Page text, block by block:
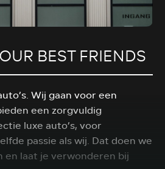
BEST FRIENDS
Wij gaan voor een
een zorgvuldig
luxe auto’s, voor
passie als wij. Dat doen we
en laat je verwonderen bij